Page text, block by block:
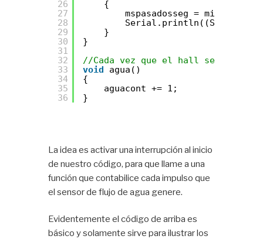
26
27
28
29
30
31
32
33
34
35
36
{
mspasadosseg = millis();
}
}
//Cada vez que el hall sensor del
void
agua()
{
aguacont += 1;
}
La idea es activar una interrupción al inicio
de nuestro código, para que llame a una
función que contabilice cada impulso que
el sensor de flujo de agua genere.
Evidentemente el código de arriba es
básico y solamente sirve para ilustrar los